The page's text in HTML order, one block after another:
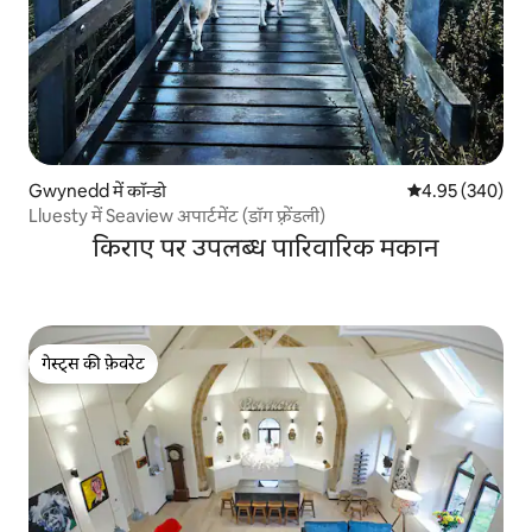
Gwynedd में कॉन्डो औसत रेटिंग 5 में से
4.95 (340)
Lluesty में Seaview अपार्टमेंट (डॉग फ़्रेंडली)
किराए पर उपलब्ध पारिवारिक मकान
गेस्ट्स की फ़ेवरेट
गेस्ट्स की फ़ेवरेट